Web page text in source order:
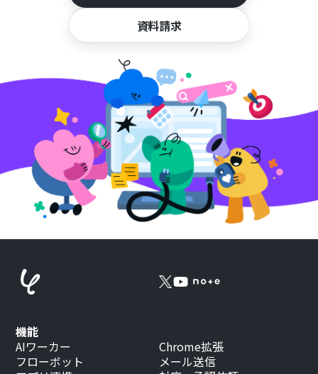
資料請求
機能
AIワーカー
フローボット
Chrome拡張
メール送信